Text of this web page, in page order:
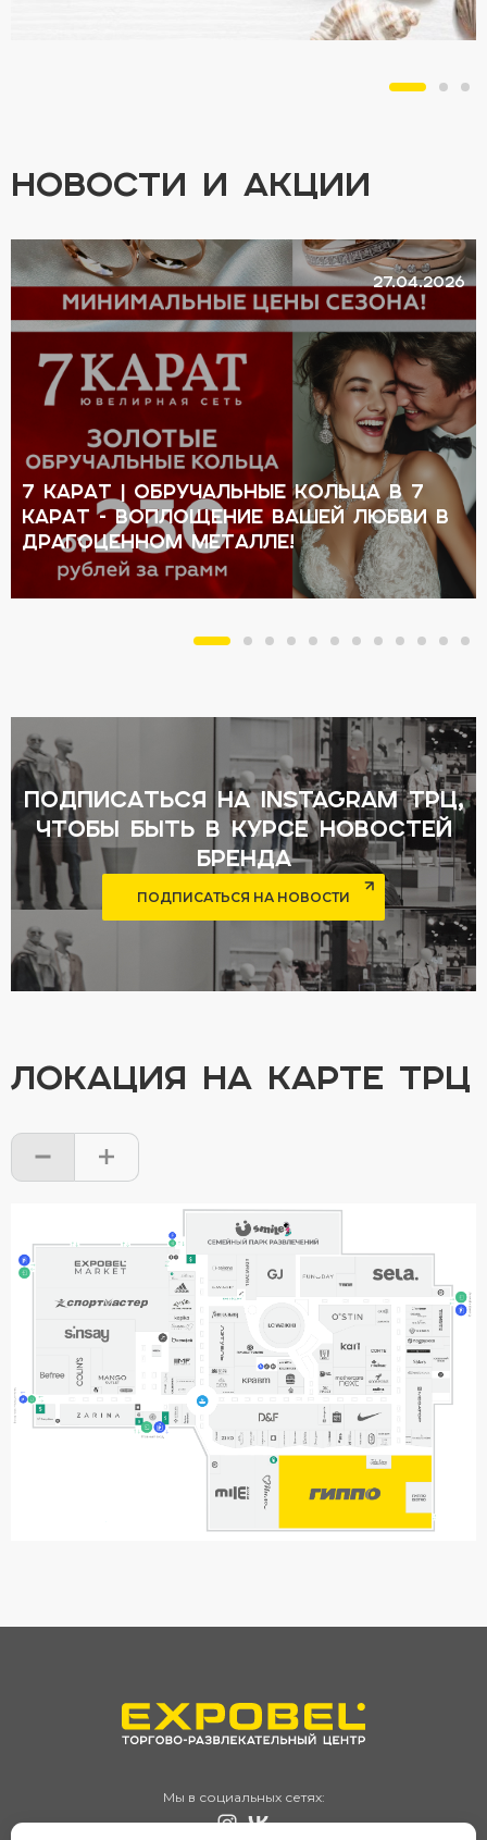
НОВОСТИ И АКЦИИ
27.04.2026
7 КАРАТ | Обручальные кольца в 7
КАРАТ - воплощение вашей любви в
драгоценном металле!
подписаться на Instagram ТРЦ,
чтобы быть в курсе новостей
бренда
ПОДПИСАТЬСЯ НА НОВОСТИ
ЛОКАЦИЯ НА КАРТЕ ТРЦ
Мы в социальных сетях: